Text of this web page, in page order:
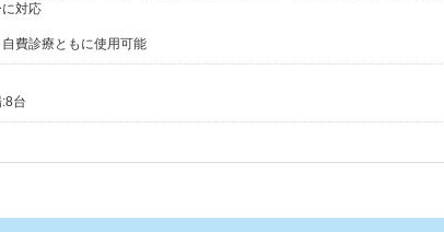
対応
費診療ともに使用可能
台